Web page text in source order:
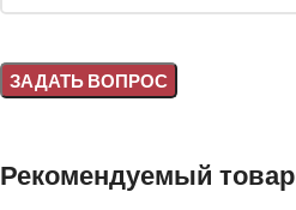
Рекомендуемый товар